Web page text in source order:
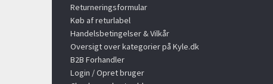
Returneringsformular
Køb af returlabel
Handelsbetingelser & Vilkår
Oversigt over kategorier på Kyle.dk
B2B Forhandler
Login / Opret bruger